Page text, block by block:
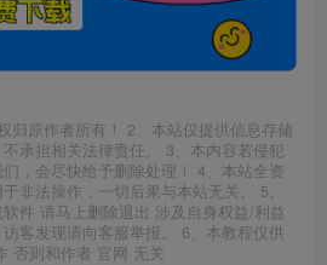
归原作者所有！ 2、本站仅提供信息存储
承担相关法律责任。 3、本内容若侵犯
，会尽快给予删除处理！ 4、本站全资
非法操作，一切后果与本站无关。 5、
件 请马上删除退出 涉及自身权益/利益
客发现请向客服举报。 6、本教程仅供
否则和作者 官网 无关